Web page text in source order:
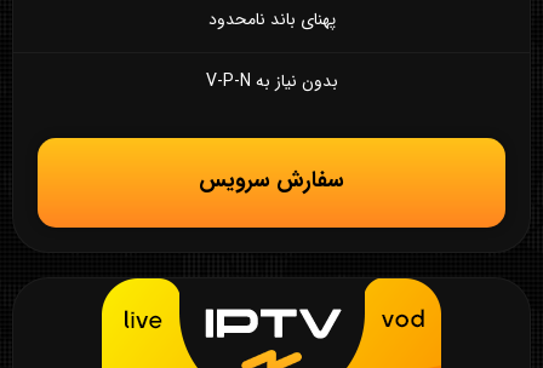
پهنای باند نامحدود
بدون نیاز به V-P-N
سفارش سرویس